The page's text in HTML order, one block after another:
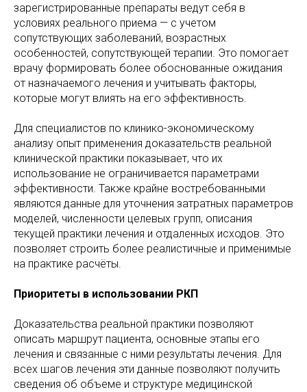
зарегистрированные препараты ведут себя в
условиях реального приема — с учетом
сопутствующих заболеваний, возрастных
особенностей, сопутствующей терапии. Это помогает
врачу формировать более обоснованные ожидания
от назначаемого лечения и учитывать факторы,
которые могут влиять на его эффективность.
Для специалистов по клинико-экономическому
анализу опыт применения доказательств реальной
клинической практики показывает, что их
использование не ограничивается параметрами
эффективности. Также крайне востребованными
являются данные для уточнения затратных параметров
моделей, численности целевых групп, описания
текущей практики лечения и отдаленных исходов. Это
позволяет строить более реалистичные и применимые
на практике расчёты.
Приоритеты в использовании РКП
Доказательства реальной практики позволяют
описать маршрут пациента, основные этапы его
лечения и связанные с ними результаты лечения. Для
всех шагов лечения эти данные позволяют получить
сведения об объеме и структуре медицинской